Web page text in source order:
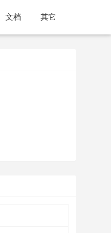
文档 其它